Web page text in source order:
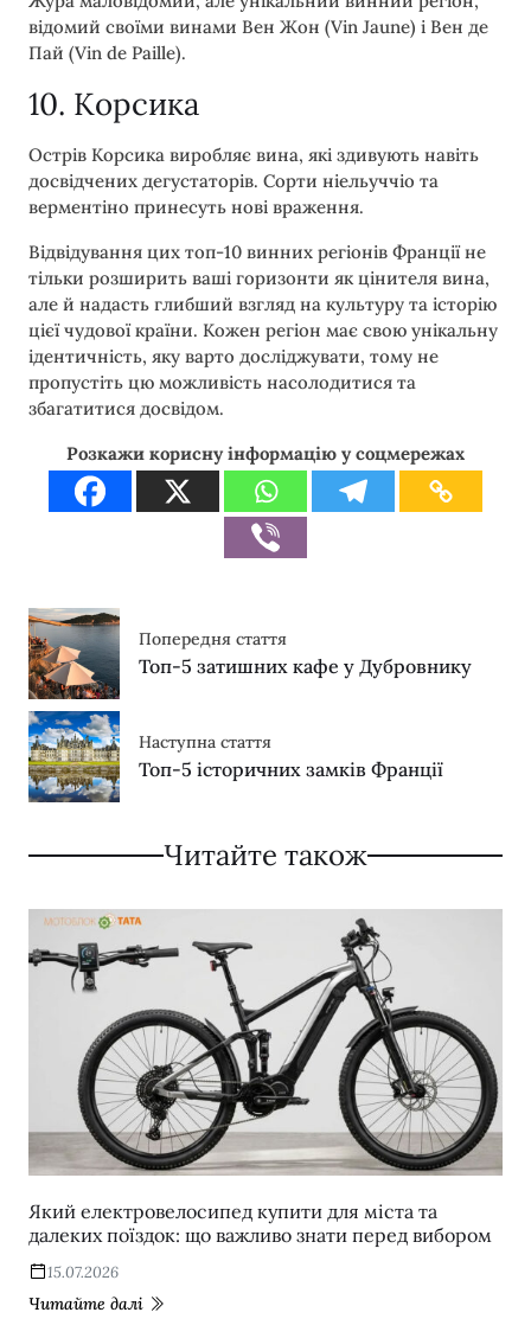
відомий своїми винами Вен Жон (Vin Jaune) і Вен де
Пай (Vin de Paille).
10. Корсика
Острів Корсика виробляє вина, які здивують навіть
досвідчених дегустаторів. Сорти ніельуччіо та
верментіно принесуть нові враження.
Відвідування цих топ-10 винних регіонів Франції не
тільки розширить ваші горизонти як цінителя вина,
але й надасть глибший взгляд на культуру та історію
цієї чудової країни. Кожен регіон має свою унікальну
ідентичність, яку варто досліджувати, тому не
пропустіть цю можливість насолодитися та
збагатитися досвідом.
Розкажи корисну інформацію у соцмережах
Попередня стаття
Топ-5 затишних кафе у Дубровнику
Наступна стаття
Топ-5 історичних замків Франції
Читайте також
Який електровелосипед купити для міста та
далеких поїздок: що важливо знати перед вибором
15.07.2026
Читайте далі